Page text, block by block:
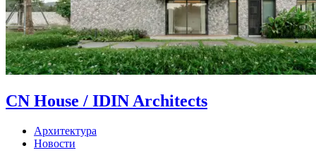
CN House / IDIN Architects
Архитектура
Новости